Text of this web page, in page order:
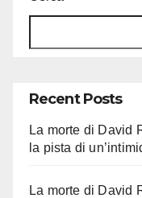
Recent Posts
La morte di David
la pista di
La morte di David